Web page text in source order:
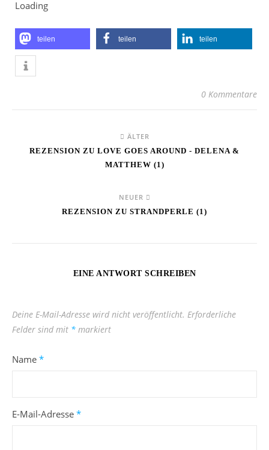
teilen teilen teilen
0 Kommentare
ÄLTER
REZENSION ZU LOVE GOES AROUND - DELENA &
MATTHEW (1)
NEUER
REZENSION ZU STRANDPERLE (1)
EINE ANTWORT SCHREIBEN
Deine E-Mail-Adresse wird nicht veröffentlicht. Erforderliche
Felder sind mit * markiert
Name *
E-Mail-Adresse *